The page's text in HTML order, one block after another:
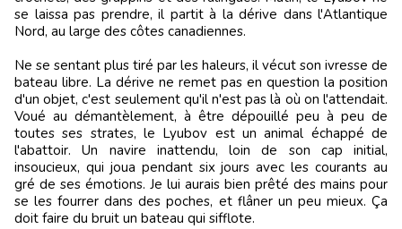
se laissa pas prendre, il partit à la dérive dans l'Atlantique
Nord, au large des côtes canadiennes.
Ne se sentant plus tiré par les haleurs, il vécut son ivresse de
bateau libre. La dérive ne remet pas en question la position
d'un objet, c'est seulement qu'il n'est pas là où on l'attendait.
Voué au démantèlement, à être dépouillé peu à peu de
toutes ses strates, le Lyubov est un animal échappé de
l'abattoir. Un navire inattendu, loin de son cap initial,
insoucieux, qui joua pendant six jours avec les courants au
gré de ses émotions. Je lui aurais bien prêté des mains pour
se les fourrer dans des poches, et flâner un peu mieux. Ça
doit faire du bruit un bateau qui sifflote.